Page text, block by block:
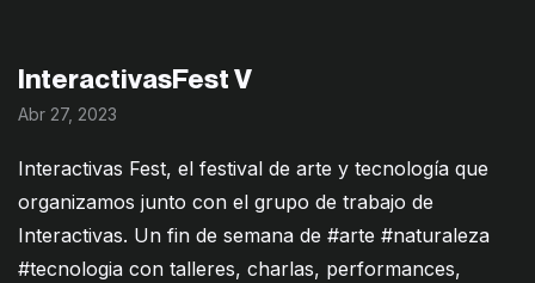
InteractivasFest V
Abr 27, 2023
Interactivas Fest, el festival de arte y tecnología que
organizamos junto con el grupo de trabajo de
Interactivas. Un fin de semana de #arte #naturaleza
#tecnologia con talleres, charlas, performances,